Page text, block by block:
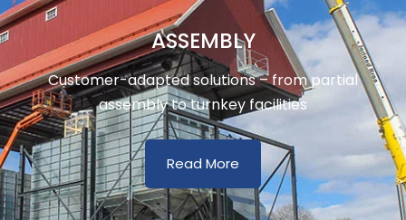
ASSEMBLY
Customer-adapted solutions – from partial
assembly to turnkey facilities
Read More